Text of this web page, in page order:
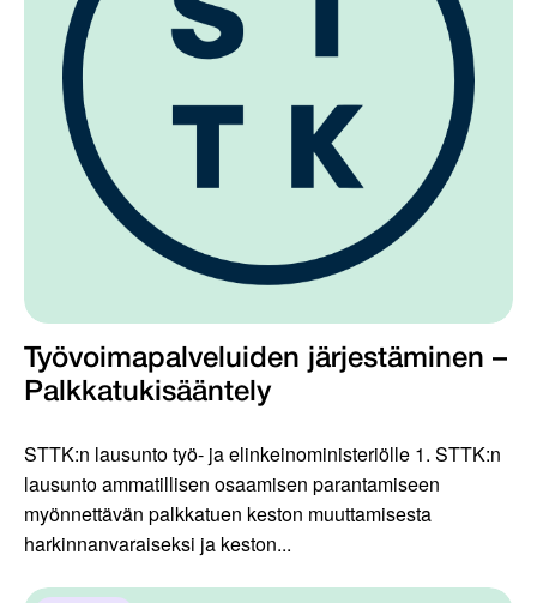
Työvoimapalveluiden järjestäminen –
Palkkatukisääntely
STTK:n lausunto työ- ja elinkeinoministeriölle 1. STTK:n
lausunto ammatillisen osaamisen parantamiseen
myönnettävän palkkatuen keston muuttamisesta
harkinnanvaraiseksi ja keston...